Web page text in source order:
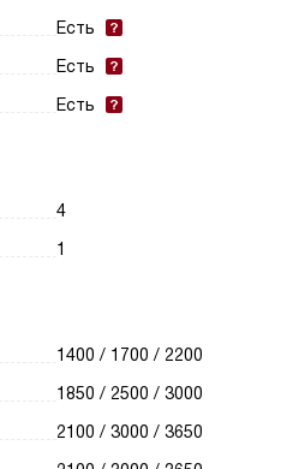
Есть
Есть
Есть
4
1
1400 / 1700 / 2200
1850 / 2500 / 3000
2100 / 3000 / 3650